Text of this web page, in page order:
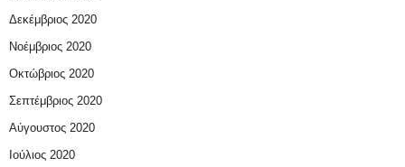
Δεκέμβριος 2020
Νοέμβριος 2020
Οκτώβριος 2020
Σεπτέμβριος 2020
Αύγουστος 2020
Ιούλιος 2020